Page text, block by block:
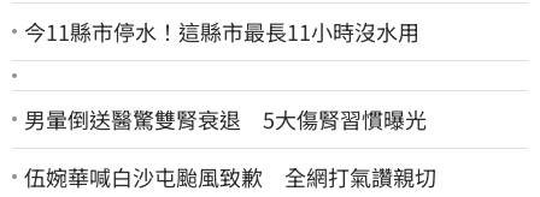
今11縣市停水！這縣市最長11小時沒水用
男暈倒送醫驚雙腎衰退 5大傷腎習慣曝光
伍婉華喊白沙屯颱風致歉 全網打氣讚親切